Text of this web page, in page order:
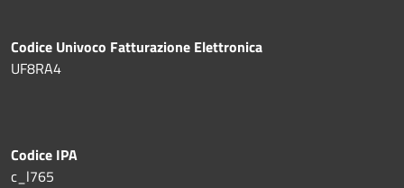
Codice Univoco Fatturazione Elettronica
UF8RA4
Codice IPA
c_l765